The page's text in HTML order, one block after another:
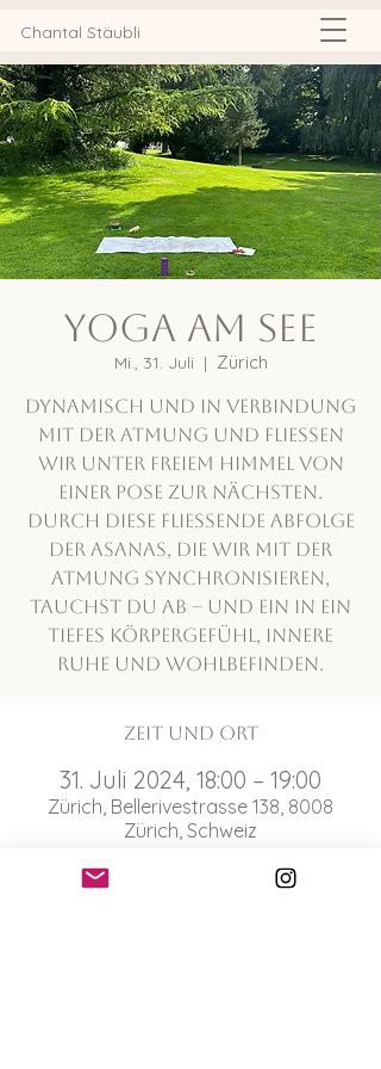
Chantal Stäubli
Yoga am See
Mi., 31. Juli
  |
Zürich
Dynamisch und in Verbindung
mit der Atmung und fliessen
wir unter freiem Himmel von
einer Pose zur nächsten.
Durch diese fliessende Abfolge
der Asanas, die wir mit der
Atmung synchronisieren,
tauchst du ab – und ein in ein
tiefes Körpergefühl, innere
Ruhe und Wohlbefinden.
Zeit und Ort
31. Juli 2024, 18:00 – 19:00
Zürich, Bellerivestrasse 138, 8008
Zürich, Schweiz
Über die Veranstaltung